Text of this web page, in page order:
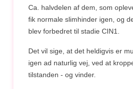
Ca. halvdelen af dem, som
fik normale slimhinder igen, og
blev forbedret til stadie CIN1.
Det vil sige, at det heldigvis er
igen ad naturlig vej, ved at
tilstanden - og vinder.